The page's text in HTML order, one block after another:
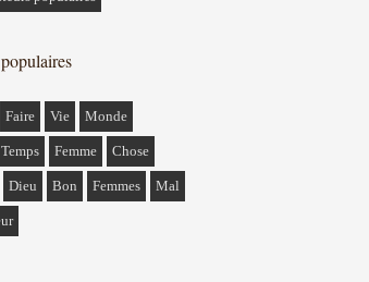
Faire Vie Monde
Temps Femme Chose
Dieu Bon Femmes Mal